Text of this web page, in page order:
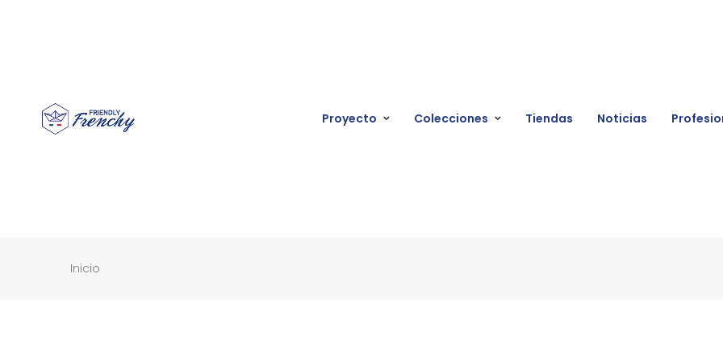
Proyecto Colecciones Tiendas Noticias
Inicio